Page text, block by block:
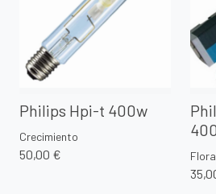
Philips Hpi-t 400w
Crecimiento
50,00 €